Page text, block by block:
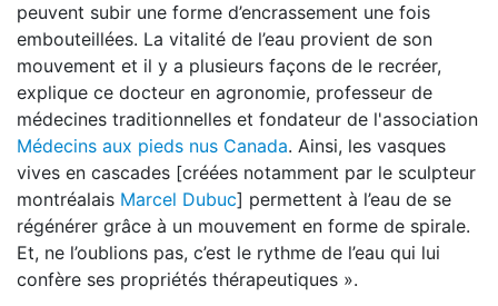
peuvent subir une forme d’encrassement une fois
embouteillées. La vitalité de l’eau provient de son
mouvement et il y a plusieurs façons de le recréer,
explique ce docteur en agronomie, professeur de
médecines traditionnelles et fondateur de l'association
Médecins aux pieds nus Canada. Ainsi, les vasques
vives en cascades [créées notamment par le sculpteur
montréalais Marcel Dubuc] permettent à l’eau de se
régénérer grâce à un mouvement en forme de spirale.
Et, ne l’oublions pas, c’est le rythme de l’eau qui lui
confère ses propriétés thérapeutiques ».